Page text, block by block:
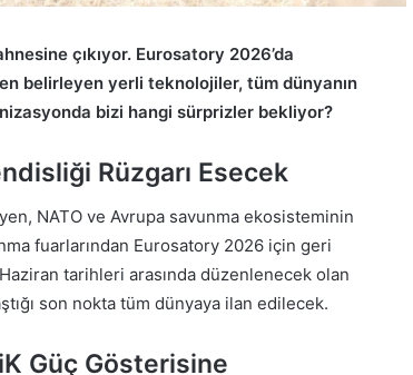
çıkıyor. Eurosatory 2026’da
belirleyen yerli teknolojiler, tüm dünyanın
bizi hangi sürprizler bekliyor?
Rüzgarı Esecek
NATO ve Avrupa savunma ekosisteminin
fuarlarından Eurosatory 2026 için geri
Haziran tarihleri arasında düzenlenecek olan
son nokta tüm dünyaya ilan edilecek.
Güç Gösterisine